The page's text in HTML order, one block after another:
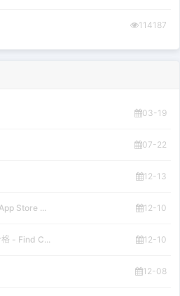
114187
03-19
07-22
12-13
Store ... 12-10
- Find C... 12-10
12-08